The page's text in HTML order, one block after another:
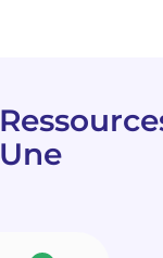
Une